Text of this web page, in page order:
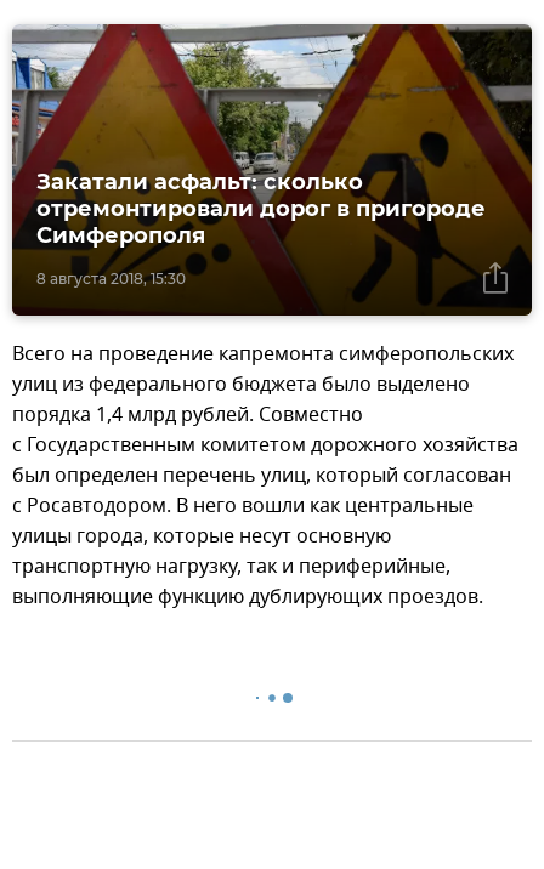
8 августа 2018, 15:30
Закатали асфальт: сколько
отремонтировали дорог в пригороде
Симферополя
Всего на проведение капремонта симферопольских
улиц из федерального бюджета было выделено
порядка 1,4 млрд рублей. Совместно
с Государственным комитетом дорожного хозяйства
был определен перечень улиц, который согласован
с Росавтодором. В него вошли как центральные
улицы города, которые несут основную
транспортную нагрузку, так и периферийные,
выполняющие функцию дублирующих проездов.